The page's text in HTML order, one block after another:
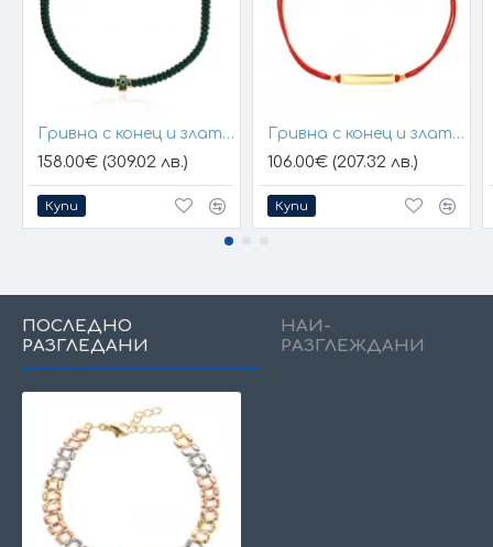
Гривна с конец и златен елемент кръст
158.00€ (309.02 лв.)
Купи
Гривна с конец и златна плочка за гравиране
106.00€ (207.32 лв.)
Купи
ПОСЛЕДНО
РАЗГЛЕДАНИ
НАЙ-
РАЗГЛЕЖДАНИ